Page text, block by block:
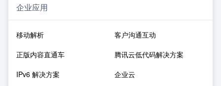
企业应用
移动解析
客户沟通互动
正版内容直通车
腾讯云低代码解决方案
IPv6 解决方案
企业云